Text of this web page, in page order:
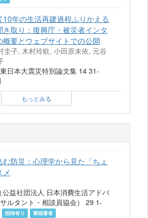
10年の生活再建過程ふりかえる
取り：復興庁・被災者インタ
概要とウェブサイトでの公開
圭子, 木村玲欧, 小田原未依, 元谷
日本大震災特別論文集 14 31-
もっとみる
む防災：心理学から見た「ちょ
公益社団法人 日本消費生活アドバ
ルタント・相談員協会） 29 1-
招待有り 筆頭著者